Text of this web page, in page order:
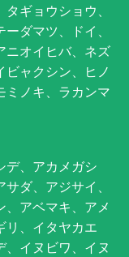
ギョウショウ、
ダマツ、ドイ、
ニオイヒバ、ネズ
ビャクシン、ヒノ
ミノキ、ラカンマ
デ、アカメガシ
ダ、アジサイ、
アベマキ、アメ
リ、イタヤカエ
イヌビワ、イヌ